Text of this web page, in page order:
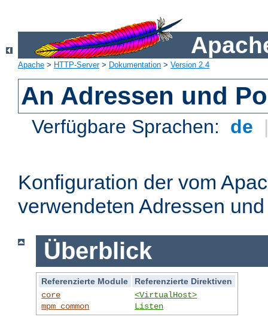
Apache > HTTP-Server> Dokumentation > Version 2.4
An Adressen und
Verfügbare Sprachen: de
Konfiguration der vom
verwendeten Adressen
Überblick
Referenzierte Module
Referenzierte Direktiven
core
mpm_common
<VirtualHost>
Listen